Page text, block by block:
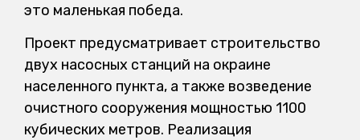
это маленькая победа.
Проект предусматривает строительство
двух насосных станций на окраине
населенного пункта, а также возведение
очистного сооружения мощностью 1100
кубических метров. Реализация